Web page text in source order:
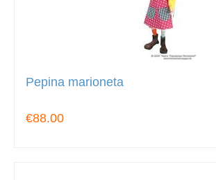
Pepina marioneta
€88.00